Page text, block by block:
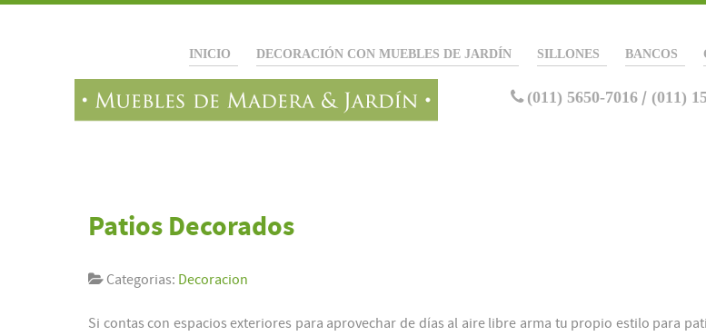
INICIO DECORACIÓN CON MUEBLES DE JARDÍN SILLONES BANCOS
(011) 5650-7016 / (011)
Patios Decorados
Categorias: Decoracion
Si contas con espacios exteriores para aprovechar de días al aire libre arma tu propio estilo para